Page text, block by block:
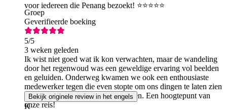
voor iedereen die Penang bezoekt! ⭐⭐⭐⭐⭐
Groep
Geverifieerde boeking
5/5
3 weken geleden
Ik wist niet goed wat ik kon verwachten, maar de wandeling
door het regenwoud was een geweldige ervaring vol beelden
en geluiden. Onderweg kwamen we ook een enthousiaste
medewerker tegen die even stopte om ons dingen te laten zien
die we anders gemist zouden hebben. Een hoogtepunt van
onze reis!
Bekijk originele review in het engels
K